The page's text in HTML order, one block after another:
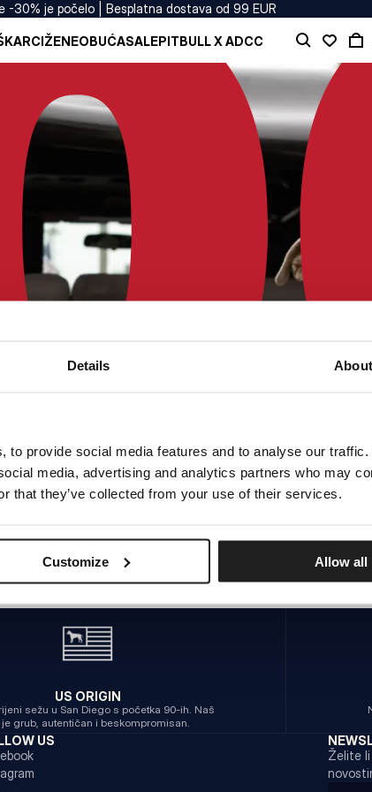
Details About
to provide social media features and to analyse our
media, advertising and analytics partners who may
that they’ve collected from your use of their services.
Customize Allow all
-30% je počelo | Besplatna dostava od 99 EUR
ŽENEOBUĆASALEPITBULL X ADCC
POGREŠKA POSLUŽITELJA
NA POČETNU STRANICU
US ORIGIN
sežu u San Diego s početka 90-ih. Naš
je grub, autentičan i beskompromisan.
US
Želite li